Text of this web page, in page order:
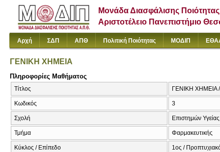
Μονάδα Διασφάλισης Ποιότητας
Αριστοτέλειο Πανεπιστήμιο
Αρχή ΣΔΠ ΑΠΘ Πολιτική Ποιότητας ΜΟΔΙΠ
ΓΕΝΙΚΗ ΧΗΜΕΙΑ
Πληροφορίες Μαθήματος
Τίτλος ΓΕΝΙΚΗ ΧΗΜΕΙΑ
Κωδικός 3
Σχολή Επιστημών Υγείας
Τμήμα Φαρμακευτικής
Κύκλος / Επίπεδο 1ος /